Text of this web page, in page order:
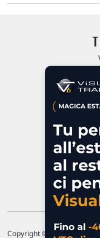
Copyright © 1996-2026